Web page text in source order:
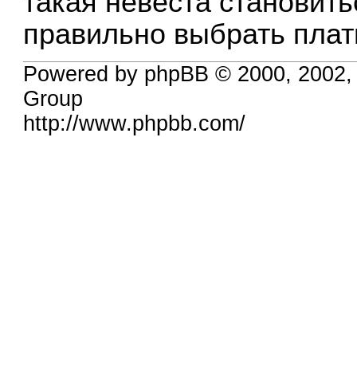
правильно выбрать
Powered by phpBB © 2000,
Group
http://www.phpbb.com/